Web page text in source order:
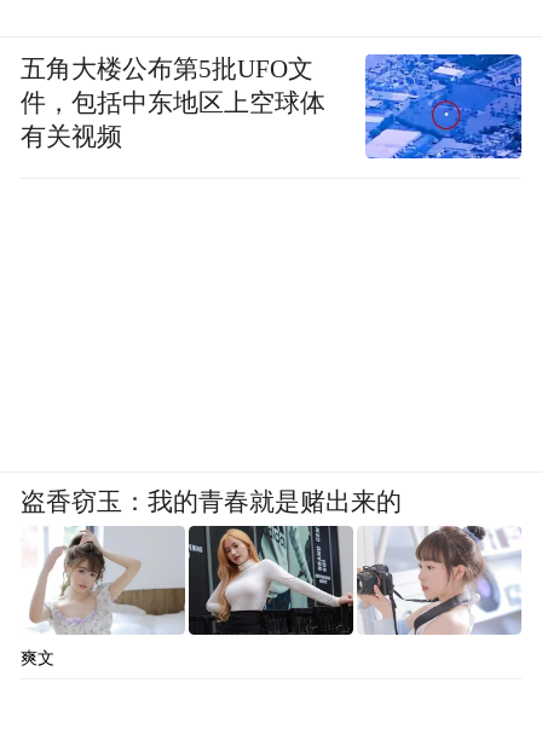
五角大楼公布第5批UFO文
件，包括中东地区上空球体
有关视频
盗香窃玉：我的青春就是赌出来的
爽文